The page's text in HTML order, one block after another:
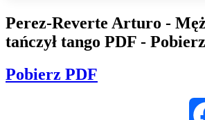
Perez-Reverte Arturo -
tańczył tango PDF -
Pobierz PDF